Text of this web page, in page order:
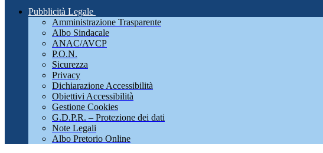
Pubblicità Legale
Amministrazione Trasparente
Albo Sindacale
ANAC/AVCP
P.O.N.
Sicurezza
Privacy
Dichiarazione Accessibilità
Obiettivi Accessibilità
Gestione Cookies
G.D.P.R. – Protezione dei dati
Note Legali
Albo Pretorio Online